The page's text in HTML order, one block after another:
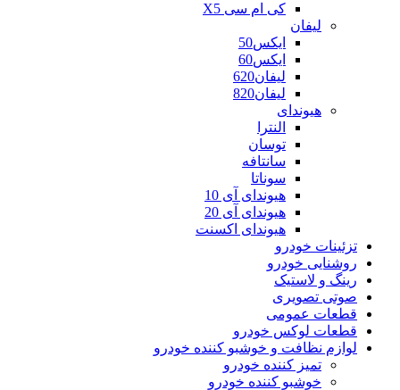
کی ام سی X5
لیفان
ایکس50
ایکس60
لیفان620
لیفان820
هیوندای
النترا
توسان
سانتافه
سوناتا
هیوندای آی 10
هیوندای آی 20
هیوندای اکسنت
تزئینات خودرو
روشنایی خودرو
رینگ و لاستیک
صوتی تصویری
قطعات عمومی
قطعات لوکس خودرو
لوازم نظافت و خوشبو کننده خودرو
تمیز کننده خودرو
خوشبو کننده خودرو